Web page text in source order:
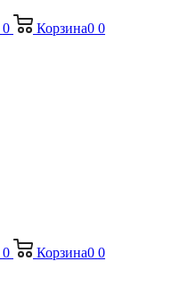
0 Корзина0 0
0 Корзина0 0